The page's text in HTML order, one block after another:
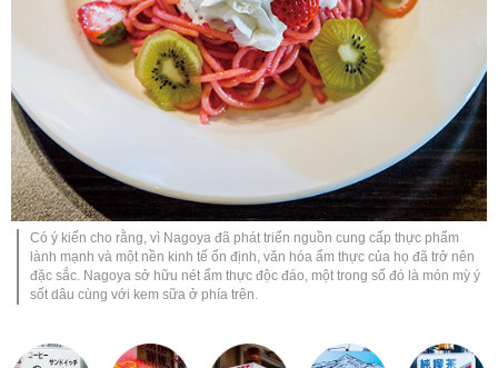
Có ý kiến cho rằng, vì Nagoya đã phát triển nguồn cung cấp thực phẩm
lành mạnh và một nền kinh tế ổn định, văn hóa ẩm thực của họ đã trở nên
đặc sắc. Nagoya sở hữu nét ẩm thực độc đáo, một trong số đó là món mỳ ý
sốt dâu cùng với kem sữa ở phía trên.